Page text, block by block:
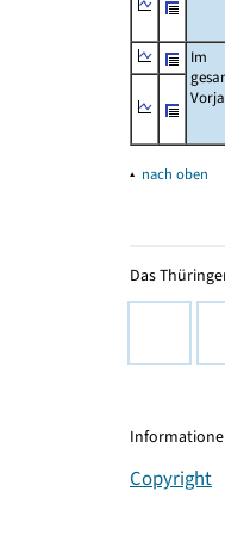
Im
▴ nach oben
Das
Copyright